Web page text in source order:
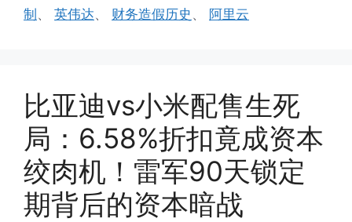
制 、 英伟达、 财务造假历史 、 阿里云
比亚迪vs小米配售生死
局：6.58%折扣竟成资本
绞肉机！雷军90天锁定
期背后的资本暗战